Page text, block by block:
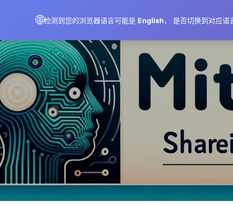
🌐检测到您的浏览器语言可能是 English， 是否切换到对应语
AIMeticulously